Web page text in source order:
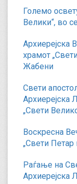
Големо
Велики“, во
Архиерејска
храмот
Жабени
Свети
Архиерејска
„Свети
Воскресна
„Свети
Раѓање на
Архиерејска